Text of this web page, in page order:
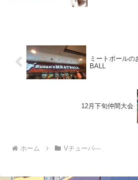
ミートボール
BALL
12月下旬仲間大会
ホーム Vチューバ―